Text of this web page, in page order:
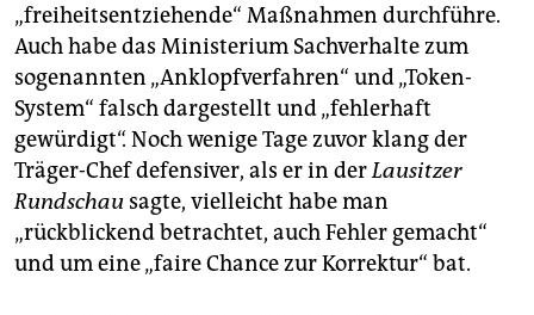
„freiheitsentziehende“ Maßnahmen durchführe.
Auch habe das Ministerium Sachverhalte zum
sogenannten „Anklopfverfahren“ und „Token-
System“ falsch dargestellt und „fehlerhaft
gewürdigt“. Noch wenige Tage zuvor klang der
Träger-Chef defensiver, als er in derLausitzer
Rundschau sagte, vielleicht habe man
„rückblickend betrachtet, auch Fehler gemacht“
und um eine „faire Chance zur Korrektur“ bat.